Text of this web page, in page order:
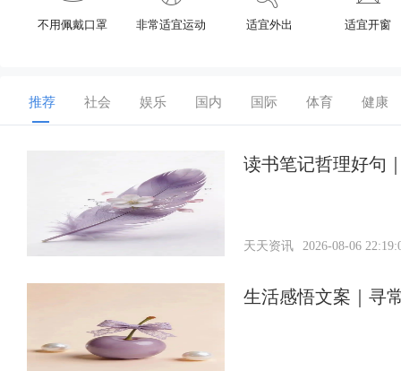
不用佩戴口罩 非常适宜运动 适宜外出 适宜开窗
推荐 社会 娱乐 国内 国际 体育 健康
读书笔记哲理好句
天天资讯 2026-08-06
生活感悟文案｜寻